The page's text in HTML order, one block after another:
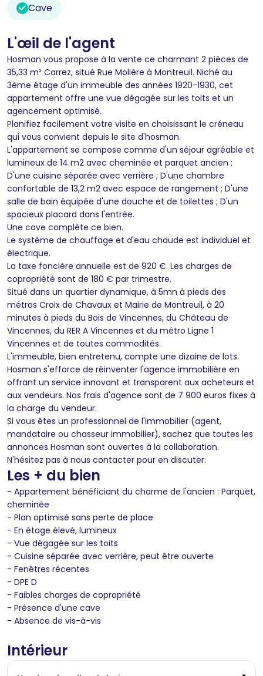
Cave
L'œil de l'agent
Hosman vous propose à la vente ce charmant 2 pièces de
35,33 m² Carrez, situé Rue Molière à Montreuil. Niché au
3ème étage d'un immeuble des années 1920-1930, cet
appartement offre une vue dégagée sur les toits et un
agencement optimisé.
Planifiez facilement votre visite en choisissant le créneau
qui vous convient depuis le site d'hosman.
L'appartement se compose comme d'un séjour agréable et
lumineux de 14 m2 avec cheminée et parquet ancien ;
D'une cuisine séparée avec verrière ; D'une chambre
confortable de 13,2 m2 avec espace de rangement ; D'une
salle de bain équipée d'une douche et de toilettes ; D'un
spacieux placard dans l'entrée.
Une cave complète ce bien.
Le système de chauffage et d'eau chaude est individuel et
électrique.
La taxe foncière annuelle est de 920 €. Les charges de
copropriété sont de 180 € par trimestre.
Situé dans un quartier dynamique, à 5mn à pieds des
métros Croix de Chavaux et Mairie de Montreuil, à 20
minutes à pieds du Bois de Vincennes, du Château de
Vincennes, du RER A Vincennes et du métro Ligne 1
Vincennes et de toutes commodités.
L'immeuble, bien entretenu, compte une dizaine de lots.
Hosman s'efforce de réinventer l'agence immobilière en
offrant un service innovant et transparent aux acheteurs et
aux vendeurs. Nos frais d'agence sont de 7 900 euros fixes à
la charge du vendeur.
Si vous êtes un professionnel de l'immobilier (agent,
mandataire ou chasseur immobilier), sachez que toutes les
annonces Hosman sont ouvertes à la collaboration.
N'hésitez pas à nous contacter pour en discuter.
Les + du bien
- Appartement bénéficiant du charme de l'ancien : Parquet,
cheminée
- Plan optimisé sans perte de place
- En étage élevé, lumineux
- Vue dégagée sur les toits
- Cuisine séparée avec verrière, peut être ouverte
- Fenêtres récentes
- DPE D
- Faibles charges de copropriété
- Présence d'une cave
- Absence de vis-à-vis
Intérieur